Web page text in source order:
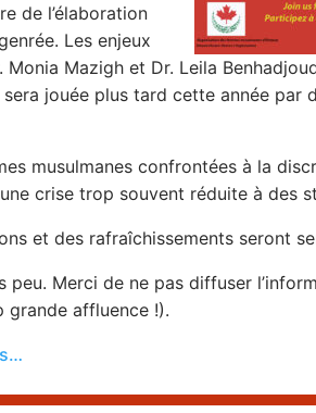
de l’élaboration
Les enjeux
Mazigh et Dr. Leila
jouée plus tard cette année par
musulmanes confrontées à la
crise trop souvent réduite à des
et des rafraîchissements seront
peu. Merci de ne pas diffuser
grande affluence !).